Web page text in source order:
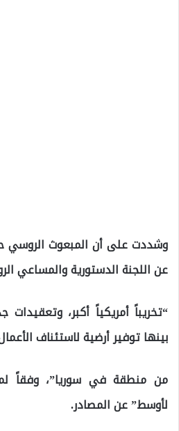
وشددت على أن المبعوث الروسي
عن اللجنة الدستورية والمساعي
“تخريباً أمريكياً أكبر،
بينها توفير أرضية لاستئناف
من منطقة في سوريا”، وفقاً
لأوسط” عن المصادر.